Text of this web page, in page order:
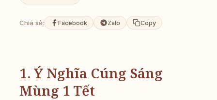
Chia sẻ: Facebook Zalo Copy
1. Ý Nghĩa Cúng Sáng
Mùng 1 Tết